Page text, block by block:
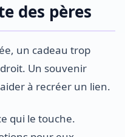
des pères
un cadeau trop
Un souvenir
à recréer un lien.
qui le touche.